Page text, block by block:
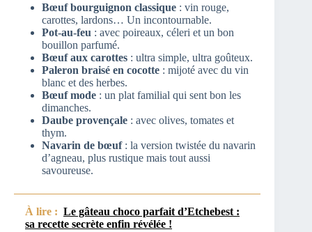
Bœuf bourguignon classique : vin rouge,
carottes, lardons… Un incontournable.
Pot-au-feu : avec poireaux, céleri et un bon
bouillon parfumé.
Bœuf aux carottes : ultra simple, ultra goûteux.
Paleron braisé en cocotte : mijoté avec du vin
blanc et des herbes.
Bœuf mode : un plat familial qui sent bon les
dimanches.
Daube provençale : avec olives, tomates et
thym.
Navarin de bœuf: la version twistée du navarin
d’agneau, plus rustique mais tout aussi
savoureuse.
À lire : Le gâteau choco parfait d’Etchebest :
sa recette secrète enfin révélée !